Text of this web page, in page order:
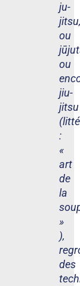
ju-
jitsu,
ou
ou
jiu-
jitsu
:
«
art
de
la
»
),
des